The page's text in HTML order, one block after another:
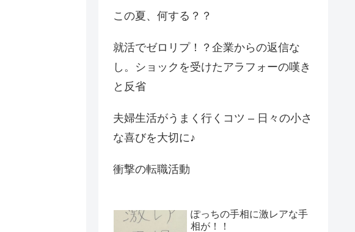
この夏、何する？？
就活でゼロリプ！？企業からの返信な
し。ショックを受けたアラフォーの嘆き
と反省
夫婦生活がうまく行くコツ – 日々の小さ
な喜びを大切に♪
衝撃の転職活動
ぽっちの手相に激レアな手
相が！！